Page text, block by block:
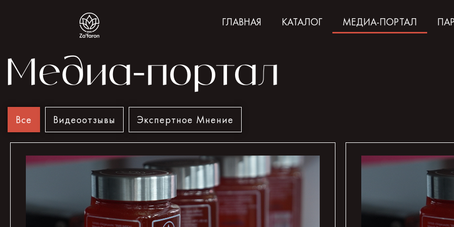
ГЛАВНАЯ КАТАЛОГ МЕДИА-ПОРТАЛ
Медиа-портал
Все Видеоотзывы Экспертное Мнение